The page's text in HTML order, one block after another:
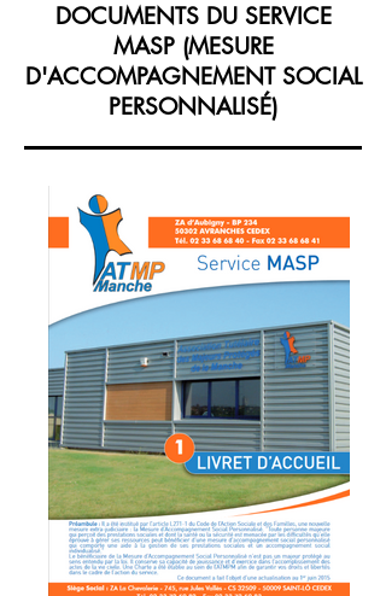
DOCUMENTS DU SERVICE
MASP (MESURE
D'ACCOMPAGNEMENT SOCIAL
PERSONNALISÉ)